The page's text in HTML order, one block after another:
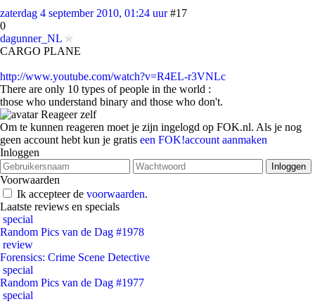
zaterdag 4 september 2010, 01:24 uur #17
0
dagunner_NL
CARGO PLANE
http://www.youtube.com/watch?v=R4EL-r3VNLc
There are only 10 types of people in the world :
those who understand binary and those who don't.
Reageer zelf
Om te kunnen reageren moet je zijn ingelogd op FOK.nl. Als je nog
geen account hebt kun je gratis een FOK!account aanmaken
Inloggen
Voorwaarden
Ik accepteer de voorwaarden.
Laatste reviews en specials
special
Random Pics van de Dag #1978
review
Forensics: Crime Scene Detective
special
Random Pics van de Dag #1977
special